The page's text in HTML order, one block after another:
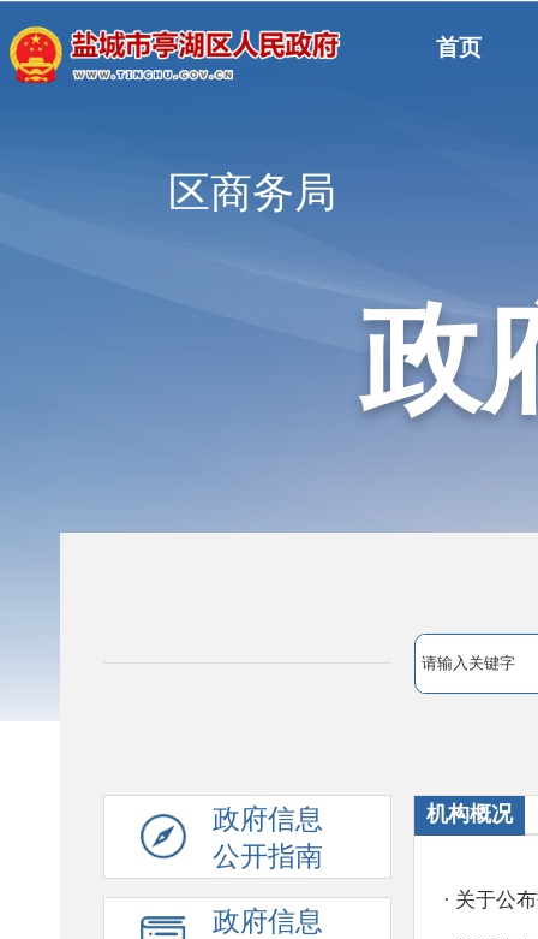
首页
区商务局
政
政府信息
公开指南
政府信息
机构概况